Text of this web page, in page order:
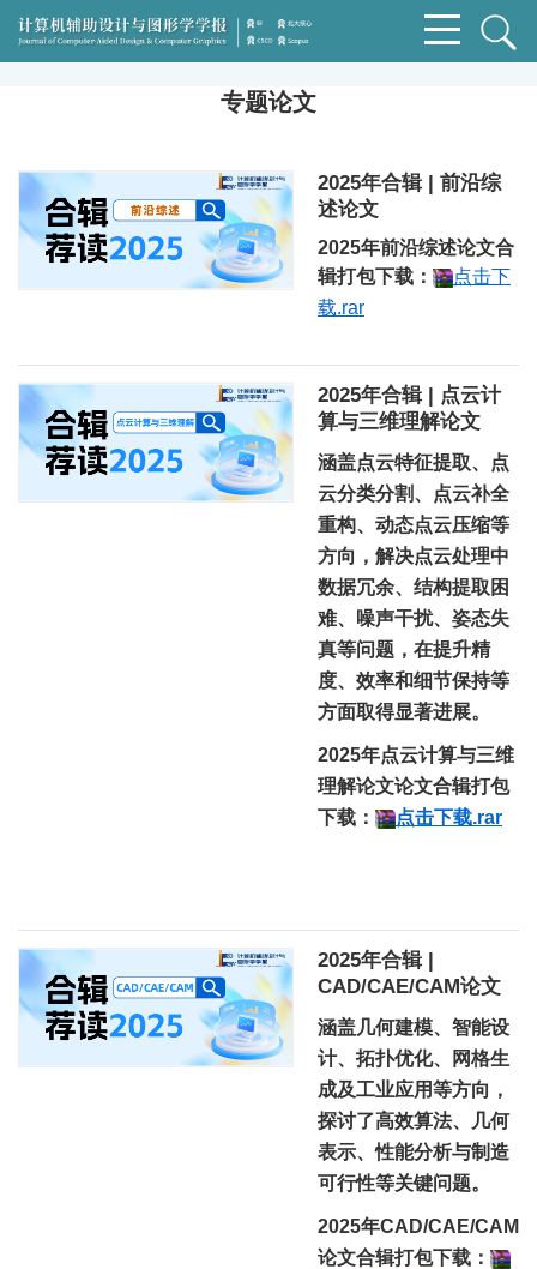
专题论文
2025年合辑 | 前沿综
述论文
2025年前沿综述论文合
辑打包下载：
点击下
载.rar
2025年合辑 | 点云计
算与三维理解论文
涵盖点云特征提取、点
云分类分割、点云补全
重构、动态点云压缩等
方向，解决点云处理中
数据冗余、结构提取困
难、噪声干扰、姿态失
真等问题，在提升精
度、效率和细节保持等
方面取得显著进展。
2025年点云计算与三维
理解论文论文合辑打包
下载：
点击下载.rar
2025年合辑 |
CAD/CAE/CAM论文
涵盖几何建模、智能设
计、拓扑优化、网格生
成及工业应用等方向，
探讨了高效算法、几何
表示、性能分析与制造
可行性等关键问题。
2025年CAD/CAE/CAM
论文合辑打包下载：